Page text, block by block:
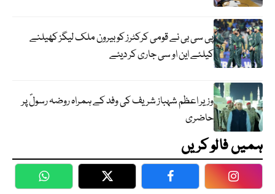
پی سی بی نے قومی کرکٹرز کو بیرون ملک لیگز کھیلنے
کیلئے این او سی جاری کر دیئے
وزیر اعظم شہباز شریف کی وفد کے ہمراہ روضہ رسولؐ پر
حاضری
ہمیں فالو کریں
WhatsApp Twitter Facebook